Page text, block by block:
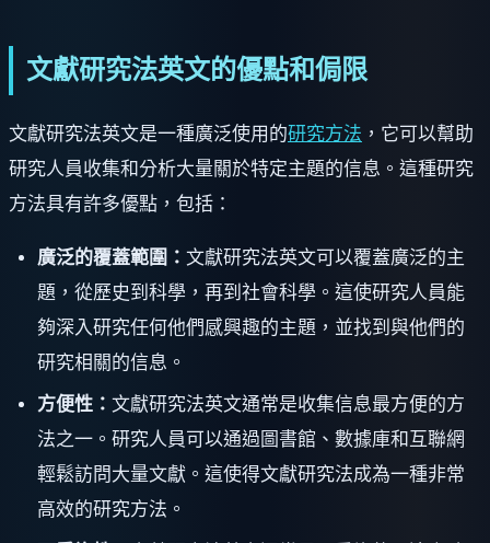
文獻研究法英文的優點和侷限
文獻研究法英文是一種廣泛使用的研究方法 ，它可以幫助
研究人員收集和分析大量關於特定主題的信息。這種研究
方法具有許多優點，包括：
廣泛的覆蓋範圍： 文獻研究法英文可以覆蓋廣泛的主
題，從歷史到科學，再到社會科學。這使研究人員能
夠深入研究任何他們感興趣的主題，並找到與他們的
研究相關的信息。
方便性： 文獻研究法英文通常是收集信息最方便的方
法之一。研究人員可以通過圖書館、數據庫和互聯網
輕鬆訪問大量文獻。這使得文獻研究法成為一種非常
高效的研究方法。